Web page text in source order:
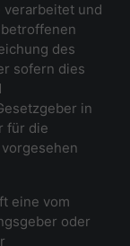
und
des
sofern dies
in
für die
eine vom
oder